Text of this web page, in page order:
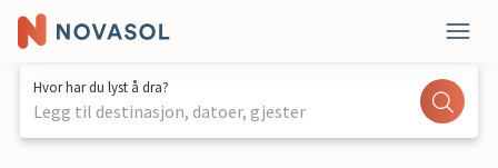
Hvor har du lyst å dra?
Legg til destinasjon, datoer, gjester
1 / 9